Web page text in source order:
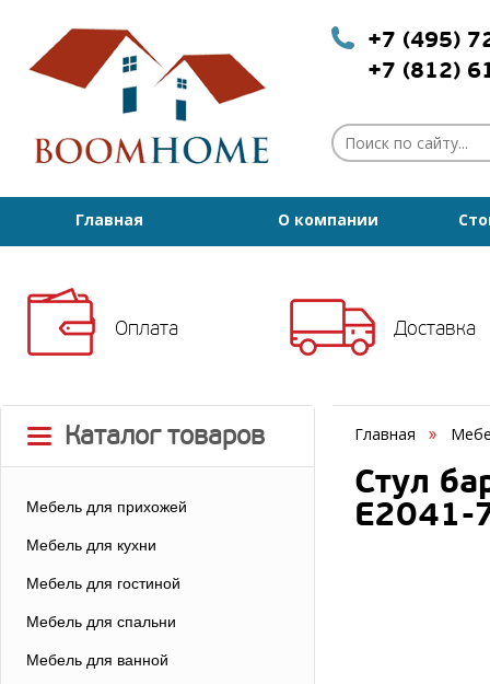
+7 (495)
+7 (812)
Главная О компании
Оплата Доставка
Каталог товаров
Мебель для прихожей
Мебель для кухни
Мебель для гостиной
Мебель для спальни
Мебель для ванной
Главная
Стул
E2041-